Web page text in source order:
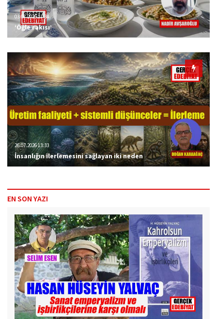
03.08.2026 11:34
‘Öğle rakısı’
26.07.2026 13:33
İnsanlığın ilerlemesini sağlayan iki neden
EN SON YAZI